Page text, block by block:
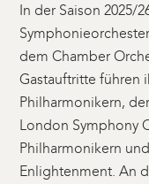
In der Saison 2025/
dem Chamber
Gastauftritte führen
Philharmonikern,
London Symphony
Philharmonikern
Enlightenment. An